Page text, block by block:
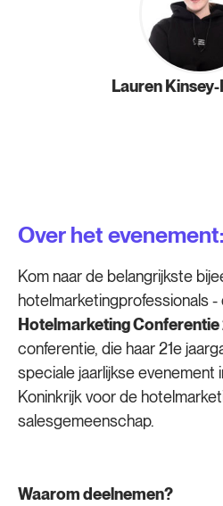
Lauren
Over het evenement:
Kom naar de belangrijkste
hotelmarketingprofessionals -
Hotelmarketing
conferentie, die haar 21e
speciale jaarlijkse evenement
Koninkrijk voor de
salesgemeenschap.
Waarom deelnemen?